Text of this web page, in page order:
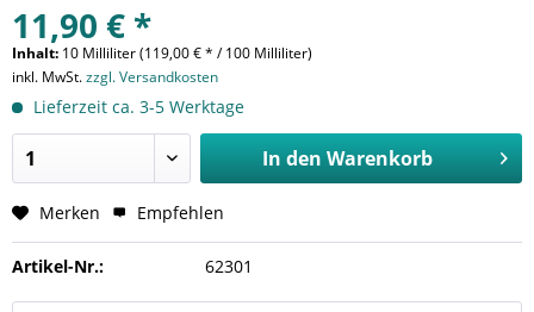
11,90 € *
Inhalt: 10 Milliliter (119,00 € * / 100 Milliliter)
inkl. MwSt.zzgl. Versandkosten
Lieferzeit ca. 3-5 Werktage
In den Warenkorb
Merken Empfehlen
Artikel-Nr.: 62301